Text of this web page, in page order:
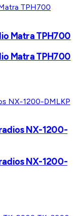
Matra TPH700
Matra TPH700
NX-1200-
NX-1200-